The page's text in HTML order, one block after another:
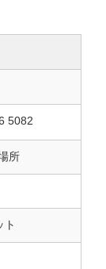
5082
所
ト